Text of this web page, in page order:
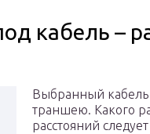
кабель –
Выбранный кабель
траншею. Какого
расстояний